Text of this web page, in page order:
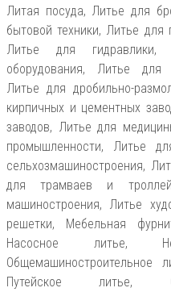
Литая посуда, Литье для
бытовой техники, Литье для
Литье для гидравлики,
оборудования, Литье
Литье для дробильно-
кирпичных и цементных
заводов, Литье для
промышленности, Литье
сельхозмашиностроения,
для трамваев и
машиностроения, Литье
решетки, Мебельная
Насосное литье,
Общемашиностроительное
Путейское литье,